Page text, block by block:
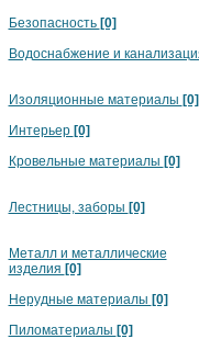
Безопасность [0]
Водоснабжение и
Изоляционные материалы [0]
Интерьер [0]
Кровельные материалы [0]
Лестницы, заборы [0]
Металл и металлические
изделия [0]
Нерудные материалы [0]
Пиломатериалы [0]